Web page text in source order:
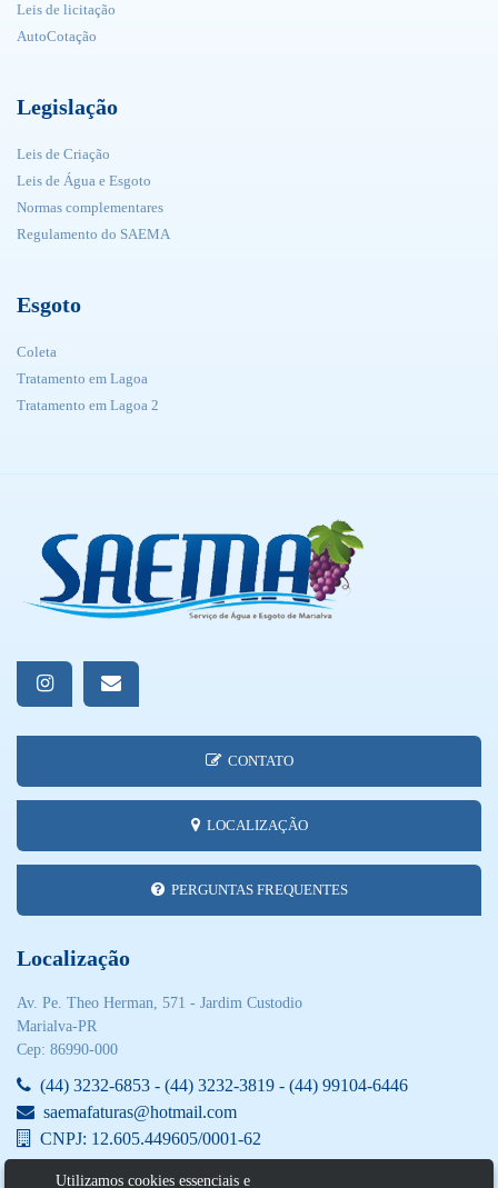
Leis de licitação
AutoCotação
Legislação
Leis de Criação
Leis de Água e Esgoto
Normas complementares
Regulamento do SAEMA
Esgoto
Coleta
Tratamento em Lagoa
Tratamento em Lagoa 2
CONTATO
LOCALIZAÇÃO
PERGUNTAS FREQUENTES
Localização
Av. Pe. Theo Herman, 571 - Jardim Custodio
Marialva-PR
Cep: 86990-000
(44) 3232-6853 - (44) 3232-3819 - (44) 99104-6446
saemafaturas@hotmail.com
CNPJ: 12.605.449605/0001-62
Utilizamos cookies essenciais e